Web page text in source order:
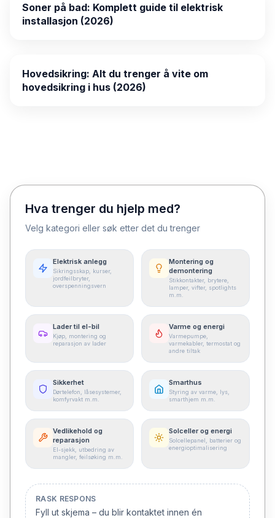
Soner på bad: Komplett guide til elektrisk
installasjon (2026)
Hovedsikring: Alt du trenger å vite om
hovedsikring i hus (2026)
Hva trenger du hjelp med?
Velg kategori eller søk etter det du trenger
Elektrisk anlegg
Sikringsskap, kurser,
jordfeilbryter,
overspenningsvern
Montering og
demontering
Stikkontakter, brytere,
lamper, vifter, spotlights
m.m.
Lader til el-bil
Kjøp, montering og
reparasjon av lader
Varme og energi
Varmepumpe,
varmekabler, termostat og
andre tiltak
Sikkerhet
Dørtelefon, låsesystemer,
komfyrvakt m.m.
Smarthus
Styring av varme, lys,
smarthjem m.m.
Vedlikehold og
reparasjon
El-sjekk, utbedring av
mangler, feilsøking m.m.
Solceller og energi
Solcellepanel, batterier og
energioptimalisering
RASK RESPONS
Fyll ut skjema – du blir kontaktet innen én